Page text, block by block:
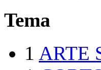
Tema
1 ARTE